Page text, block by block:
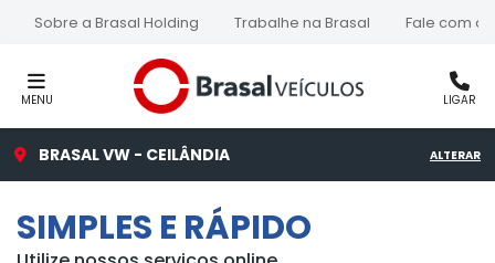
Sobre a Brasal Holding Trabalhe na Brasal Fale com a
MENU LIGAR
BRASAL VW - CEILÂNDIA ALTERAR
SIMPLES E RÁPIDO